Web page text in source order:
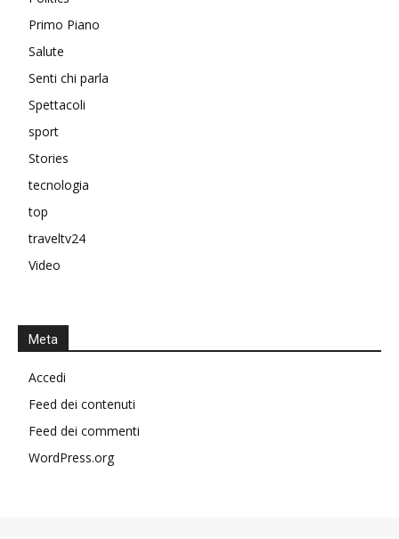
Primo Piano
Salute
Senti chi parla
Spettacoli
sport
Stories
tecnologia
top
traveltv24
Video
Meta
Accedi
Feed dei contenuti
Feed dei commenti
WordPress.org